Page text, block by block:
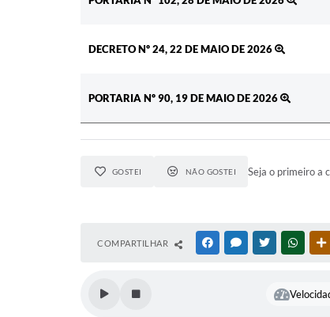
DECRETO Nº 24, 22 DE MAIO DE 2026
PORTARIA Nº 90, 19 DE MAIO DE 2026
GOSTEI NÃO GOSTEI Seja o primeiro a
COMPARTILHAR FACEBOOKMESSENGER
TWITTER